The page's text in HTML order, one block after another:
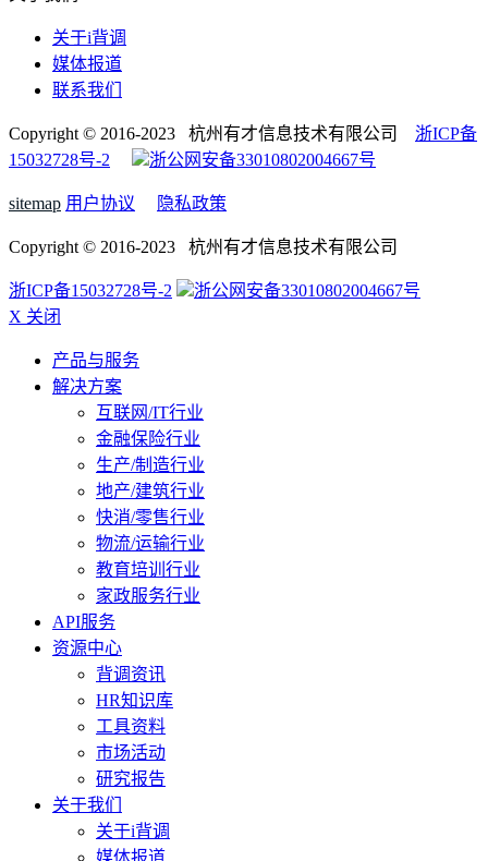
关于i背调
媒体报道
联系我们
Copyright © 2016-2023 杭州有才信息技术有限公司 浙ICP备
15032728号-2
浙公网安备33010802004667号
sitemap 用户协议 隐私政策
Copyright © 2016-2023 杭州有才信息技术有限公司
浙ICP备15032728号-2
浙公网安备33010802004667号
X 关闭
产品与服务
解决方案
互联网/IT行业
金融保险行业
生产/制造行业
地产/建筑行业
快消/零售行业
物流/运输行业
教育培训行业
家政服务行业
API服务
资源中心
背调资讯
HR知识库
工具资料
市场活动
研究报告
关于我们
关于i背调
媒体报道